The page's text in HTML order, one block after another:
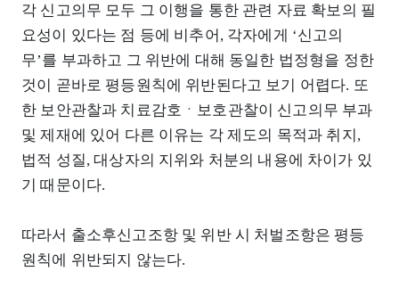
각 신고의무 모두 그 이행을 통한 관련 자료 확보의 필
요성이 있다는 점 등에 비추어, 각자에게 ‘신고의
무’를 부과하고 그 위반에 대해 동일한 법정형을 정한
것이 곧바로 평등원칙에 위반된다고 보기 어렵다. 또
한 보안관찰과 치료감호ㆍ보호관찰이 신고의무 부과
및 제재에 있어 다른 이유는 각 제도의 목적과 취지,
법적 성질, 대상자의 지위와 처분의 내용에 차이가 있
기 때문이다.
따라서 출소후신고조항 및 위반 시 처벌조항은 평등
원칙에 위반되지 않는다.